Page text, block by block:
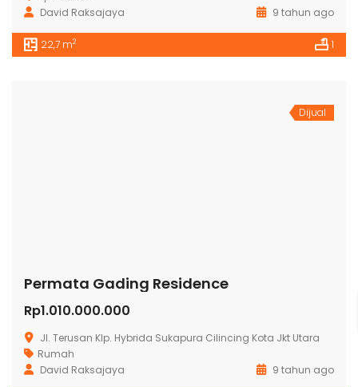
David Raksajaya
9 tahun ago
22,7 m2 1
Dijual
Permata Gading Residence
Rp1.010.000.000
Jl. Terusan Klp. Hybrida Sukapura Cilincing Kota Jkt Utara
Rumah
David Raksajaya
9 tahun ago